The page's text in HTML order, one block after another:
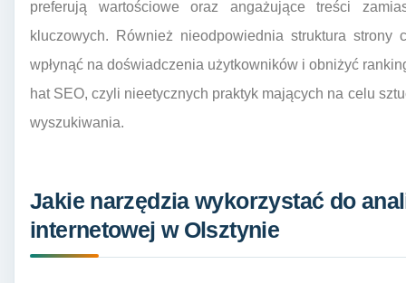
preferują wartościowe oraz angażujące treści
kluczowych. Również nieodpowiednia struktura strony
wpłynąć na doświadczenia użytkowników i obniżyć
hat SEO, czyli nieetycznych praktyk mających na celu
wyszukiwania.
Jakie narzędzia wykorzystać do
internetowej w Olsztynie